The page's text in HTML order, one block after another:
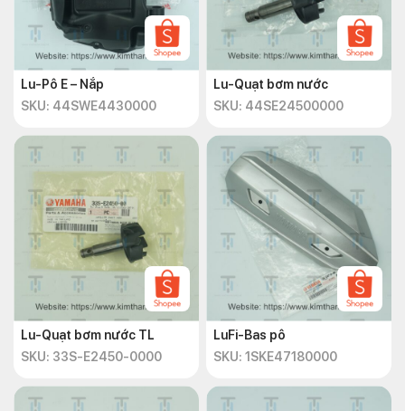
Lu-Pô E – Nắp
SKU: 44SWE4430000
Lu-Quạt bơm nước
SKU: 44SE24500000
Lu-Quạt bơm nước TL
SKU: 33S-E2450-0000
LuFi-Bas pô
SKU: 1SKE47180000